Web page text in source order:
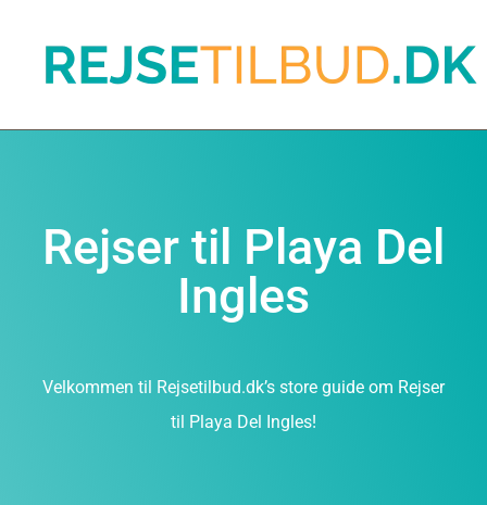
Rejser til Playa Del
Ingles
Velkommen til Rejsetilbud.dk’s store guide om Rejser
til Playa Del Ingles!